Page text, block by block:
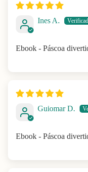
Ines A.
Ebook - Páscoa
Guiomar D.
Ebook - Páscoa